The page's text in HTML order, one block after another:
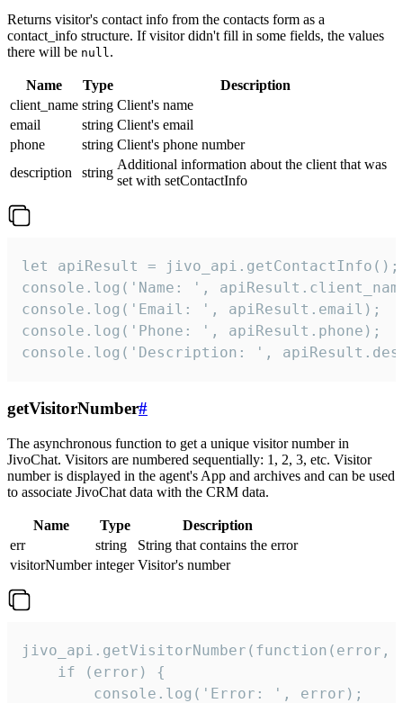
Returns visitor's contact info from the contacts form as a
contact_info structure. If visitor didn't fill in some fields, the values
there will be null.
Name Type
Description
client_name string Client's name
email
string Client's email
phone
string Client's phone number
description
string
Additional information about the client that was
set with setContactInfo
let apiResult = jivo_api.getContactInfo();
console.log('Name: ',
console.log('Email: ', apiResult.email);
console.log('Phone: ', apiResult.phone);
console.log('Description: ',
getVisitorNumber#
The asynchronous function to get a unique visitor number in
JivoChat. Visitors are numbered sequentially: 1, 2, 3, etc. Visitor
number is displayed in the agent's App and archives and can be used
to associate JivoChat data with the CRM data.
Name Type
Description
err
string
String that contains the error
visitorNumber integer Visitor's number
jivo_api.getVisitorNumber(function(error,
    if (error) {
        console.log('Error: ', error);